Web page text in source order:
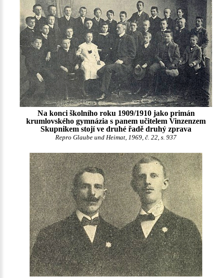
Na konci školního roku 1909/1910 jako primán
krumlovského gymnázia s panem učitelem Vinzenzem
Skupnikem stojí ve druhé řadě druhý zprava
Repro Glaube und Heimat, 1969, č. 22, s. 937